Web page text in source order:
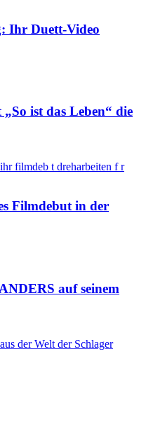
Ihr Duett-Video
ist das Leben“ die
Filmdebut in der
auf seinem